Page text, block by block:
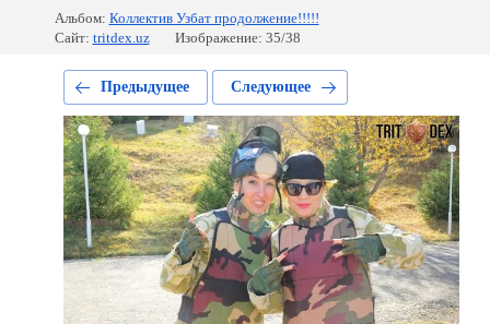
Альбом: Коллектив Узбат продолжение!!!!!
Сайт: tritdex.uz Изображение: 35/38
Предыдущее Следующее